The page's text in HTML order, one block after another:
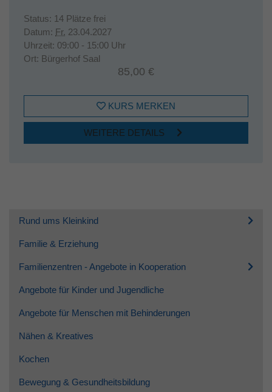
Status: 14 Plätze frei
Datum: Fr. 23.04.2027
Uhrzeit: 09:00 - 15:00 Uhr
Ort: Bürgerhof Saal
85,00 €
KURS MERKEN
WEITERE DETAILS
Rund ums Kleinkind
Familie & Erziehung
Familienzentren - Angebote in Kooperation
Angebote für Kinder und Jugendliche
Angebote für Menschen mit Behinderungen
Nähen & Kreatives
Kochen
Bewegung & Gesundheitsbildung